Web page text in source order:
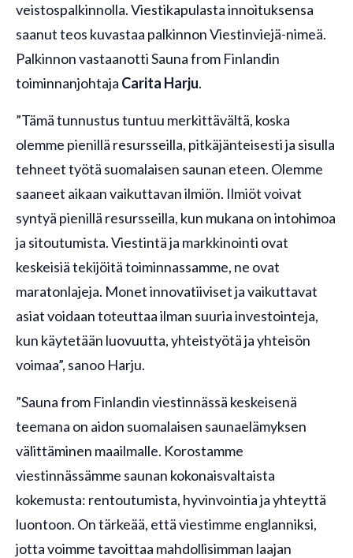
veistospalkinnolla. Viestikapulasta innoituksensa
saanut teos kuvastaa palkinnon Viestinviejä-nimeä.
Palkinnon vastaanotti Sauna from Finlandin
toiminnanjohtaja Carita Harju.
”Tämä tunnustus tuntuu merkittävältä, koska
olemme pienillä resursseilla, pitkäjänteisesti ja sisulla
tehneet työtä suomalaisen saunan eteen. Olemme
saaneet aikaan vaikuttavan ilmiön. Ilmiöt voivat
syntyä pienillä resursseilla, kun mukana on intohimoa
ja sitoutumista. Viestintä ja markkinointi ovat
keskeisiä tekijöitä toiminnassamme, ne ovat
maratonlajeja. Monet innovatiiviset ja vaikuttavat
asiat voidaan toteuttaa ilman suuria investointeja,
kun käytetään luovuutta, yhteistyötä ja yhteisön
voimaa”, sanoo Harju.
”Sauna from Finlandin viestinnässä keskeisenä
teemana on aidon suomalaisen saunaelämyksen
välittäminen maailmalle. Korostamme
viestinnässämme saunan kokonaisvaltaista
kokemusta: rentoutumista, hyvinvointia ja yhteyttä
luontoon. On tärkeää, että viestimme englanniksi,
jotta voimme tavoittaa mahdollisimman laajan